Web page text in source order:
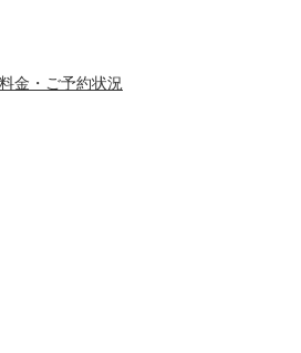
金・ご予約状況